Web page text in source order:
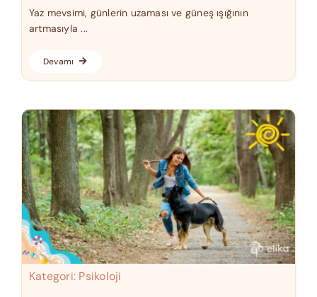
Yaz mevsimi, günlerin uzaması ve güneş ışığının
artmasıyla ...
Devamı
Kategori: Psikoloji